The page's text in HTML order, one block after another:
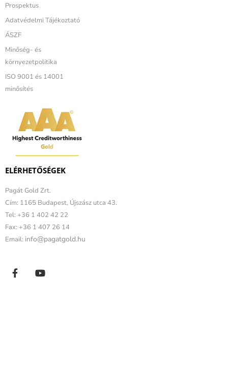
Prospektus
Adatvédelmi Tájékoztató
ÁSZF
Minőség- és
környezetpolitika
ISO 9001 és 14001
minősítés
ELÉRHETŐSÉGEK
Pagát Gold Zrt.
Cím: 1165 Budapest, Újszász utca 43.
Tel: +36 1 402 42 22
Fax: +36 1 407 26 14
Email: info@pagatgold.hu